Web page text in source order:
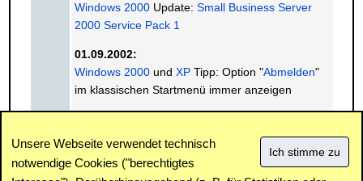
Windows 2000Update: Small Business Server
2000 Service Pack 1
01.09.2002:
Windows 2000und XPTipp: Option "Abmelden"
im klassischen Startmenü immer anzeigen
Unsere Webseite verwendet technisch
notwendige Cookies ("berechtigtes